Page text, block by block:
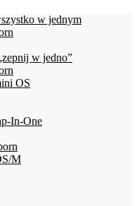
w jednym
w jedno”
OS
In-One
M